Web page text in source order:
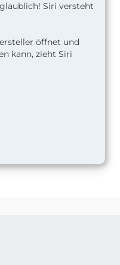
Siri versteht
öffnet und
kann, zieht Siri